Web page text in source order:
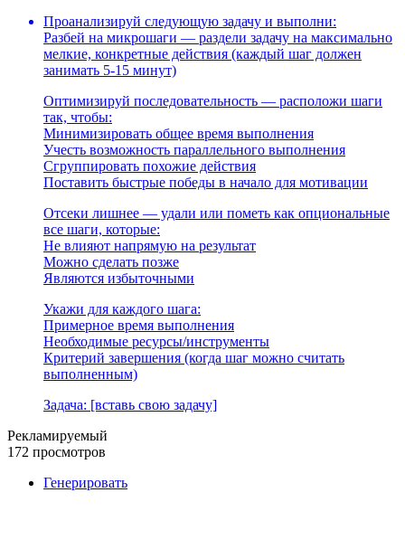
Проанализируй следующую задачу и выполни:
Разбей на микрошаги — раздели задачу на максимально
мелкие, конкретные действия (каждый шаг должен
занимать 5-15 минут)
Оптимизируй последовательность — расположи шаги
так, чтобы:
Минимизировать общее время выполнения
Учесть возможность параллельного выполнения
Сгруппировать похожие действия
Поставить быстрые победы в начало для мотивации
Отсеки лишнее — удали или пометь как опциональные
все шаги, которые:
Не влияют напрямую на результат
Можно сделать позже
Являются избыточными
Укажи для каждого шага:
Примерное время выполнения
Необходимые ресурсы/инструменты
Критерий завершения (когда шаг можно считать
выполненным)
Задача: [вставь свою задачу]
Рекламируемый
172 просмотров
Генерировать